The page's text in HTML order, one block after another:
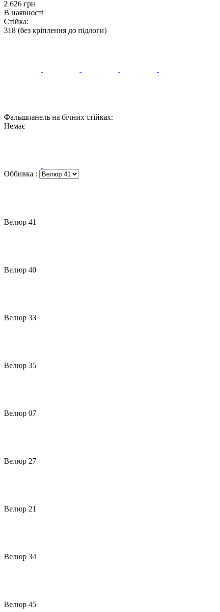
‍2 626‍ грн
В наявності
Стійка:
318 (без кріплення до підлоги)
Фальшпанель на бічних стійках:
Немає
Оббивка :
Велюр 41
Велюр 40
Велюр 33
Велюр 35
Велюр 07
Велюр 27
Велюр 21
Велюр 34
Велюр 45